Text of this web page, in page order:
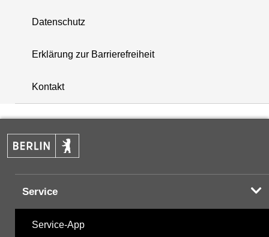
+
−
Datenschutz
Erklärung zur Barrierefreiheit
Kontakt
Service
Service-App